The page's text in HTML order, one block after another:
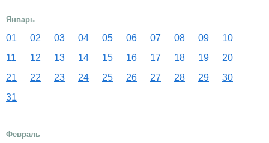
Январь
01 02 03 04 05 06 07 08 09
10
11
12 13 14 15 16 17 18 19
20
21
22 23 24 25 26 27 28 29
30
31
Февраль